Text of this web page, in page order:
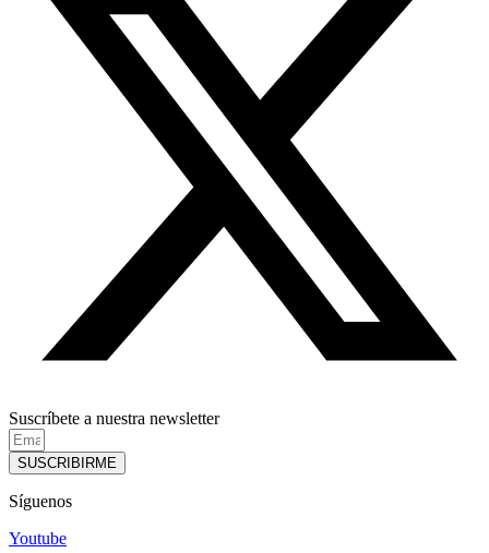
Suscríbete a nuestra newsletter
SUSCRIBIRME
Síguenos
Youtube